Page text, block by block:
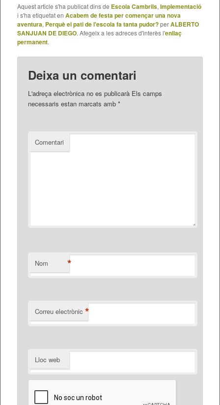
Aquest article s'ha publicat dins de Escola Cambrils, Implementació
i s'ha etiquetat en Acabem de festa per començar una nova
aventura, Perquè el pati de l'escola fa tanta pudor?perALBERTO
SANJUAN DE DIEGO. Afegeix a les adreces d'interès l'enllaç
permanent.
Deixa un comentari
L'adreça electrònica no es publicarà Els camps
necessaris estan marcats amb*
Comentari
Nom *
Correu electrònic *
Lloc web